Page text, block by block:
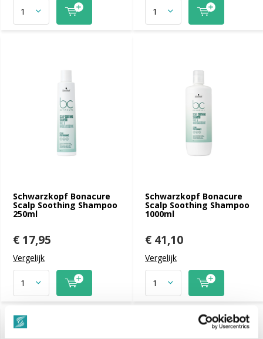
Schwarzkopf Bonacure
Scalp Soothing Shampoo
250ml
€ 17,95
Vergelijk
Schwarzkopf Bonacure
Scalp Soothing Shampoo
1000ml
€ 41,10
Vergelijk